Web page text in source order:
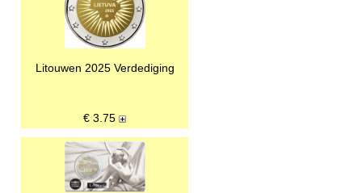
Litouwen 2025 Verdediging
€ 3.75